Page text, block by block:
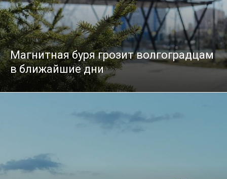
Магнитная буря грозит волгоградцам
в ближайшие дни